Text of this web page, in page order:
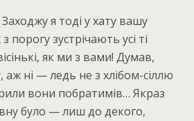
я тоді у хату вашу
зустрічають усі ті
як ми з вами! Думав,
аж ні — ледь не з хлібом-сіллю
вони побратимів… Якраз
було — лиш до декого,